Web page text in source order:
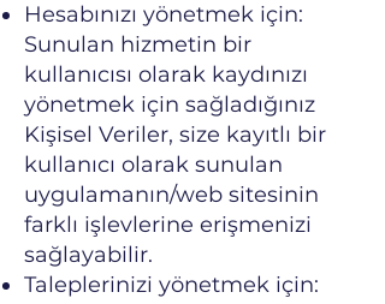
Hesabınızı yönetmek için:
Sunulan hizmetin bir
kullanıcısı olarak kaydınızı
yönetmek için sağladığınız
Kişisel Veriler, size kayıtlı bir
kullanıcı olarak sunulan
uygulamanın/web sitesinin
farklı işlevlerine erişmenizi
sağlayabilir.
Taleplerinizi yönetmek için: